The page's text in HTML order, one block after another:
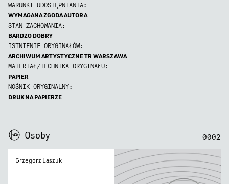
WARUNKI UDOSTĘPNIANIA:
WYMAGANA ZGODA AUTORA
STAN ZACHOWANIA:
BARDZO DOBRY
ISTNIENIE ORYGINAŁÓW:
ARCHIWUM ARTYSTYCZNE TR WARSZAWA
MATERIAŁ/TECHNIKA ORYGINAŁU:
PAPIER
NOŚNIK ORYGINALNY:
DRUK NA PAPIERZE
Osoby
0002
Laszuk
Grzegorz Laszuk